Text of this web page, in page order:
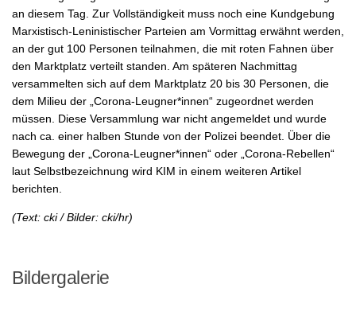
an diesem Tag. Zur Vollständigkeit muss noch eine Kundgebung
Marxistisch-Leninistischer Parteien am Vormittag erwähnt werden,
an der gut 100 Personen teilnahmen, die mit roten Fahnen über
den Marktplatz verteilt standen. Am späteren Nachmittag
versammelten sich auf dem Marktplatz 20 bis 30 Personen, die
dem Milieu der „Corona-Leugner*innen“ zugeordnet werden
müssen. Diese Versammlung war nicht angemeldet und wurde
nach ca. einer halben Stunde von der Polizei beendet. Über die
Bewegung der „Corona-Leugner*innen“ oder „Corona-Rebellen“
laut Selbstbezeichnung wird KIM in einem weiteren Artikel
berichten.
(Text: cki / Bilder: cki/hr)
Bildergalerie